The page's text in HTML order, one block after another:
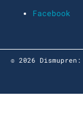
Facebook
© 2026